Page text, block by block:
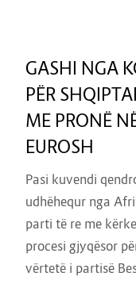
GASHI NGA
PËR
ME PRONË
EUROSH
Pasi kuvendi
udhëhequr nga
parti të re me
procesi gjyqësor
vërtetë i partisë